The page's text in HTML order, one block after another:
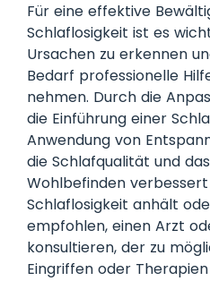
Für eine effektive
Schlaflosigkeit ist es
Ursachen zu erkennen
Bedarf professionelle
nehmen. Durch die
die Einführung einer
Anwendung von
die Schlafqualität und
Wohlbefinden
Schlaflosigkeit anhält
empfohlen, einen Arzt
konsultieren, der zu
Eingriffen oder